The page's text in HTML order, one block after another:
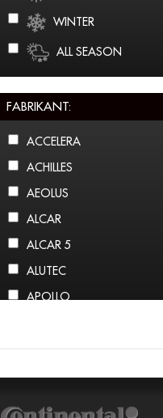
WINTER
ALL SEASON
FABRIKANT:
ACCELERA
ACHILLES
AEOLUS
ALCAR
ALCAR 5
ALUTEC
APOLLO
ARROWSPEED
ATLAS